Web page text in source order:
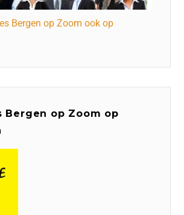
Bergen op Zoom ook op
Bergen op Zoom op